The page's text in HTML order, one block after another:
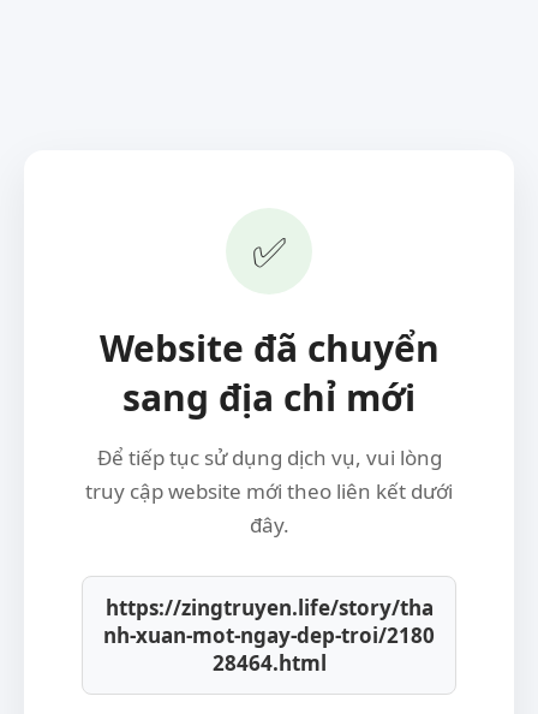
✅
Website đã chuyển
sang địa chỉ mới
Để tiếp tục sử dụng dịch vụ, vui lòng
truy cập website mới theo liên kết dưới
đây.
https://zingtruyen.life/story/tha
nh-xuan-mot-ngay-dep-troi/2180
28464.html